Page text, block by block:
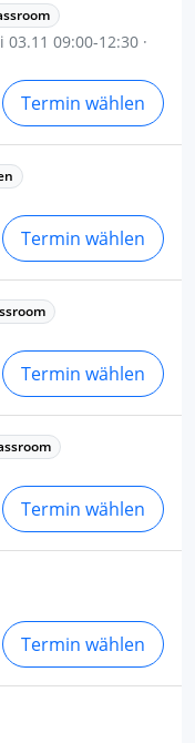
09:00-12:30 ·
Termin wählen
Termin wählen
Termin wählen
Termin wählen
Termin wählen